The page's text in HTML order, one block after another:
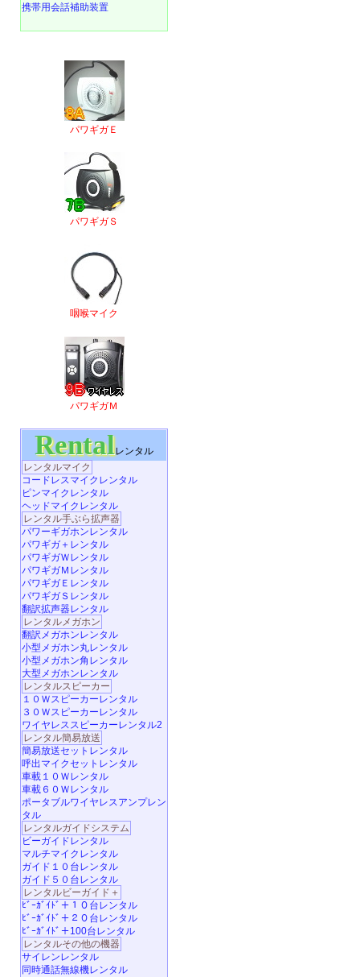
携帯用会話補助装置
パワギガＥ
パワギガＳ
咽喉マイク
パワギガＭ
Rentalレンタル
レンタルマイク
コードレスマイクレンタル
ピンマイクレンタル
ヘッドマイクレンタル
レンタル手ぶら拡声器
パワーギガホンレンタル
パワギガ＋レンタル
パワギガＷレンタル
パワギガＭレンタル
パワギガＥレンタル
パワギガＳレンタル
翻訳拡声器レンタル
レンタルメガホン
翻訳メガホンレンタル
小型メガホン丸レンタル
小型メガホン角レンタル
大型メガホンレンタル
レンタルスピーカー
１０Ｗスピーカーレンタル
３０Ｗスピーカーレンタル
ワイヤレススピーカーレンタル2
レンタル簡易放送
簡易放送セットレンタル
呼出マイクセットレンタル
車載１０Ｗレンタル
車載６０Ｗレンタル
ポータブルワイヤレスアンプレン
タル
レンタルガイドシステム
ビーガイドレンタル
マルチマイクレンタル
ガイド１０台レンタル
ガイド５０台レンタル
レンタルビーガイド＋
ﾋﾞｰｶﾞｲﾄﾞ＋１０台レンタル
ﾋﾞｰｶﾞｲﾄﾞ＋２０台レンタル
ﾋﾞｰｶﾞｲﾄﾞ＋100台レンタル
レンタルその他の機器
サイレンレンタル
同時通話無線機レンタル